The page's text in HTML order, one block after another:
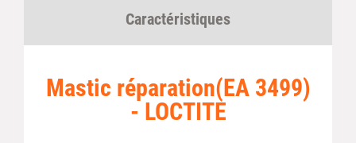
Caractéristiques
Mastic réparation(EA 3499)
- LOCTITE